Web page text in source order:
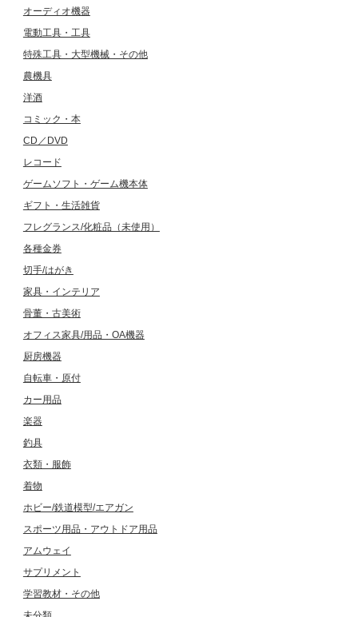
オーディオ機器
電動工具・工具
特殊工具・大型機械・その他
農機具
洋酒
コミック・本
CD／DVD
レコード
ゲームソフト・ゲーム機本体
ギフト・生活雑貨
フレグランス/化粧品（未使用）
各種金券
切手/はがき
家具・インテリア
骨董・古美術
オフィス家具/用品・OA機器
厨房機器
自転車・原付
カー用品
楽器
釣具
衣類・服飾
着物
ホビー/鉄道模型/エアガン
スポーツ用品・アウトドア用品
アムウェイ
サプリメント
学習教材・その他